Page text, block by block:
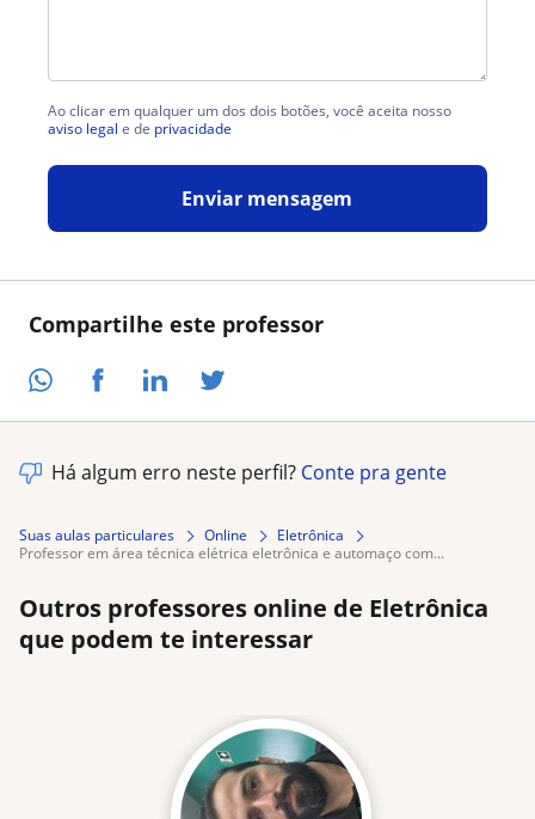
Compartilhe este professor
Ao clicar em qualquer um dos dois botões, você aceita nosso
aviso legal e de privacidade
Enviar mensagem
Há algum erro neste perfil? Conte pra gente
Suas aulas particulares Online
Eletrônica
professor em área técnica elétrica eletrônica e automaço com...
Outros professores online de Eletrônica
que podem te interessar